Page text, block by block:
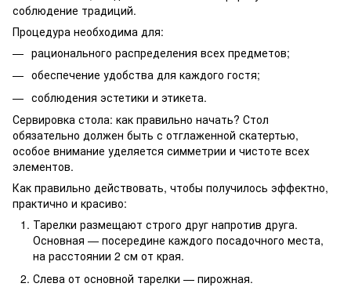
соблюдение традиций.
Процедура необходима для:
рационального распределения всех предметов;
обеспечение удобства для каждого гостя;
соблюдения эстетики и этикета.
Сервировка стола: как правильно начать? Стол
обязательно должен быть с отглаженной скатертью,
особое внимание уделяется симметрии и чистоте всех
элементов.
Как правильно действовать, чтобы получилось эффектно,
практично и красиво:
Тарелки размещают строго друг напротив друга.
Основная — посередине каждого посадочного места,
на расстоянии 2 см от края.
Слева от основной тарелки — пирожная.